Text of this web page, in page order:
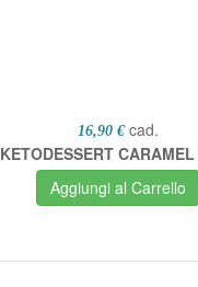
16,90 € cad.
KETODESSERT
Aggiungi al Carrello